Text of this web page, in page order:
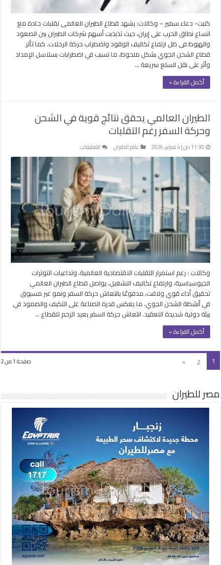
إيران
مغلقة
كتبت- دعاء سمير – وكالات: يشهد قطاع الطيران العالمى تقلبات حادة مع
اتساع نطاق الحرب على إيران، حيث تذبذبت أسهم شركات الطيران بين الصعود
والهبوط فى ظل ارتفاع تكاليف الوقود واضطراب حركة الرحلات. كما تأثر
قطاع الشحن الجوي بشكل ملحوظ، ما تسبب في اضطرابات بسلاسل الإمداد
وأثر على نقل السلع سريعة …
أكمل القراءة »
الطيران العالمي يحقق نتائج قوية في الشحن
وحركة السفر رغم التقلبات
11:30 ص | 4 فبراير، 2026 عالم الطيران التعليقات
الطيران
العالمي
يحقق
نتائج
قوية
في
الشحن
وحركة
السفر
رغم
التقلبات
مغلقة
وكالات : رغم استمرار التقلبات الاقتصادية العالمية، وتداعيات التوترات
الجيوسياسية، وارتفاع تكاليف التشغيل، يواصل قطاع الطيران العالمي
تحقيق أداء قوي ولافت، مدفوعًا بانتعاش حركة السفر ونمو غير مسبوق
في أنشطة الشحن الجوي، ما يعكس قدرة الصناعة على التكيف والصمود في
بيئة دولية شديدة التعقيد. انتعاش حركة السفر يعيد الزخم للقطاع …
أكمل القراءة »
صفحة 1 من 2 1
2
»
مصر للطيران